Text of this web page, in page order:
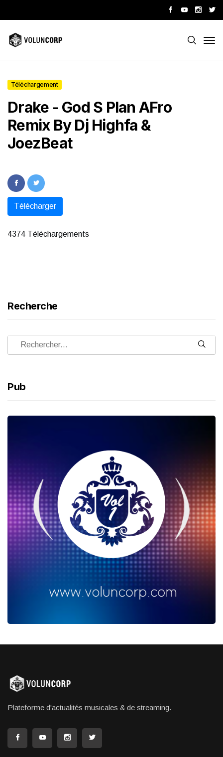
Téléchargement
Drake - God S Plan AFro
Remix By Dj Highfa &
JoezBeat
Télécharger
4374 Téléchargements
Recherche
Pub
Plateforme d'actualités musicales & de streaming.